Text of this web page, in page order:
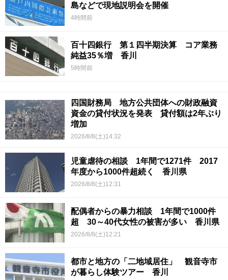
島などで現地説明会を開催
4時間前
百十四銀行 第１四半期決算 コア業務
純益35％増 香川
5時間前
四国財務局 地方公共団体への財政融資
資金の貸付状況を発表 貸付額は2年ぶり
増加
2026/8/8(土)14:32
児童虐待の相談 1年間で1271件 2017
年度から1000件超続く 香川県
2026/8/8(土)12:31
配偶者からの暴力相談 1年間で1000件
超 30～40代女性の被害が多い 香川県
2026/8/8(土)12:21
都市と地方の「二地域居住」 観音寺市
が暮らし体験ツアー 香川